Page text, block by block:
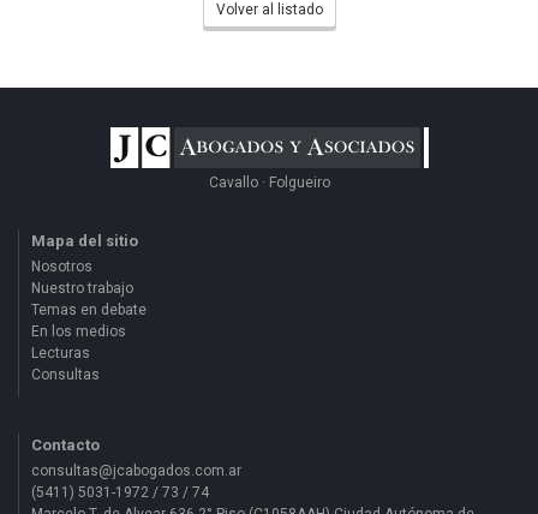
Volver al listado
Cavallo · Folgueiro
Mapa del sitio
Nosotros
Nuestro trabajo
Temas en debate
En los medios
Lecturas
Consultas
Contacto
consultas@jcabogados.com.ar
(5411) 5031-1972 / 73 / 74